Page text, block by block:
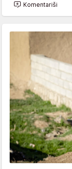
Komentariši